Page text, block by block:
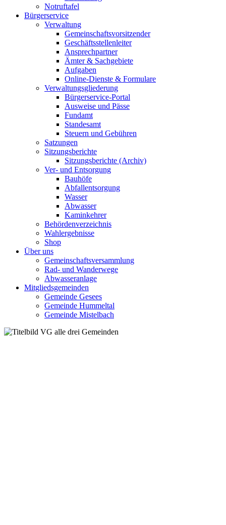
Notruftafel
Bürgerservice
Verwaltung
Gemeinschaftsvorsitzender
Geschäftsstellenleiter
Ansprechpartner
Ämter & Sachgebiete
Aufgaben
Online-Dienste & Formulare
Verwaltungsgliederung
Bürgerservice-Portal
Ausweise und Pässe
Fundamt
Standesamt
Steuern und Gebühren
Satzungen
Sitzungsberichte
Sitzungsberichte (Archiv)
Ver- und Entsorgung
Bauhöfe
Abfallentsorgung
Wasser
Abwasser
Kaminkehrer
Behördenverzeichnis
Wahlergebnisse
Shop
Über uns
Gemeinschaftsversammlung
Rad- und Wanderwege
Abwasseranlage
Mitgliedsgemeinden
Gemeinde Gesees
Gemeinde Hummeltal
Gemeinde Mistelbach